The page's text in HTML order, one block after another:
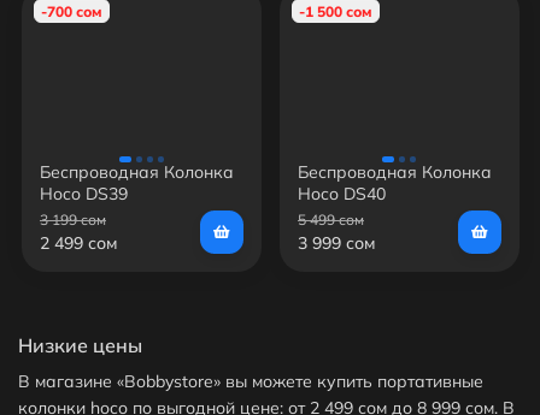
-700 сом
Беспроводная Колонка
Hoco DS39
3 199 сом
2 499 сом
-1 500 сом
Беспроводная Колонка
Hoco DS40
5 499 сом
3 999 сом
Низкие цены
В магазине «Bobbystore» вы можете купить портативные
колонки hoco по выгодной цене: от 2 499 сом до 8 999 сом. В